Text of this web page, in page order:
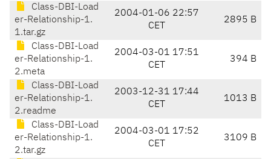
Class-DBI-Load
er-Relationship-1.
1.tar.gz
2004-01-06 22:57
CET
2895 B
Class-DBI-Load
er-Relationship-1.
2.meta
2004-03-01 17:51
CET
394 B
Class-DBI-Load
er-Relationship-1.
2.readme
2003-12-31 17:44
CET
1013 B
Class-DBI-Load
er-Relationship-1.
2.tar.gz
2004-03-01 17:52
CET
3109 B